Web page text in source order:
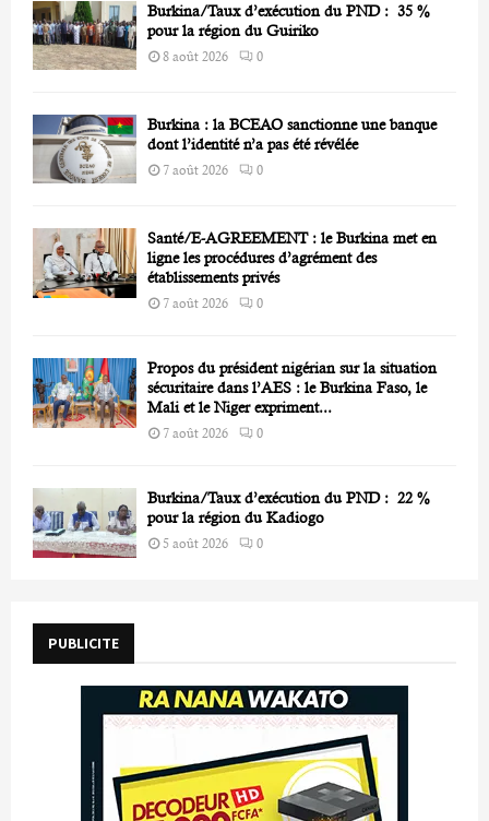
Burkina/Taux d’exécution du PND : 35 %
pour la région du Guiriko
8 août 2026 0
Burkina : la BCEAO sanctionne une banque
dont l’identité n’a pas été révélée
7 août 2026 0
Santé/E-AGREEMENT : le Burkina met en
ligne les procédures d’agrément des
établissements privés
7 août 2026 0
Propos du président nigérian sur la situation
sécuritaire dans l’AES : le Burkina Faso, le
Mali et le Niger expriment...
7 août 2026 0
Burkina/Taux d’exécution du PND : 22 %
pour la région du Kadiogo
5 août 2026 0
PUBLICITE